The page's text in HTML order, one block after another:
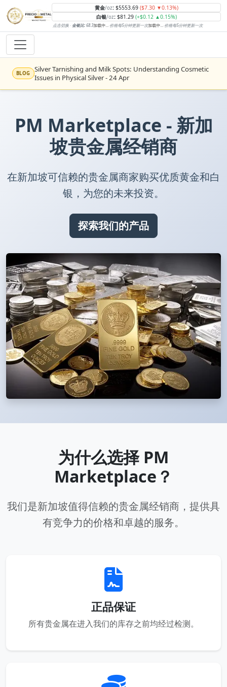
黄金/oz: $5553.69 ($7.30 ▼0.13%)
白银/oz: $81.29 (+$0.12 ▲0.15%)
点击切换 · 金银比:68.3加载中... 价格每5分钟更新一次加载中... 价格每5分钟更新一次
BLOG
Silver Tarnishing and Milk Spots: Understanding Cosmetic
Issues in Physical Silver - 24 Apr
Gold vs Silver: Understanding the Gold‑to‑Silver Ratio - 24
Apr
Central banks are buying more gold than expected, and
Sachs (Kitco - 20 May)
Bars or Coins? Minted or Cast Bars? Brands?? - 23 Apr
precious metals, says Jen Bawden (Kitco - 20 May)
Gold and silver’s historic rally could resume ‘as fog of war
NEWS
Central banks ‘scoop up a load’ of gold in bumpy first
quarter - Bloomberg (Yahoo 29 Apr)
PM Marketplace - 新加
坡贵金属经销商
在新加坡可信赖的贵金属商家购买优质黄金和白
银，为您的未来投资。
探索我们的产品
为什么选择 PM
Marketplace？
我们是新加坡值得信赖的贵金属经销商，提供具
有竞争力的价格和卓越的服务。
正品保证
所有贵金属在进入我们的库存之前均经过检测。